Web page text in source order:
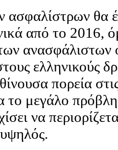
θα
από το 2016,
ελληνικούς
πορεία
το μεγάλο
να